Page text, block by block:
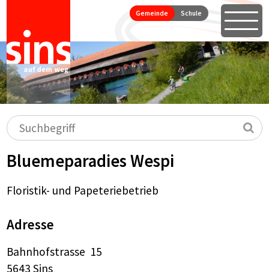
Direkt zum Inhalt springen
Hauptnavigation
Gemeinde Schule
Suchbegriff
Bluemeparadies Wespi
Floristik- und Papeteriebetrieb
Adresse
Bahnhofstrasse 15
5643 Sins